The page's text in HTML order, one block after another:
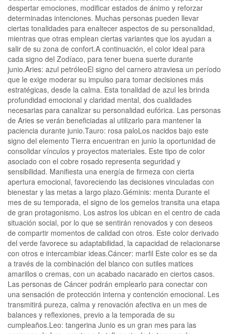
despertar emociones, modificar estados de ánimo y reforzar
determinadas intenciones. Muchas personas pueden llevar
ciertas tonalidades para enaltecer aspectos de su personalidad,
mientras que otras emplean ciertas variantes que los ayudan a
salir de su zona de confort.A continuación, el color ideal para
cada signo del Zodíaco, para tener buena suerte durante
junio.Aries: azul petróleoEl signo del carnero atraviesa un período
que le exige moderar su impulso para tomar decisiones más
estratégicas, desde la calma. Esta tonalidad de azul les brinda
profundidad emocional y claridad mental, dos cualidades
necesarias para canalizar su personalidad eufórica. Las personas
de Aries se verán beneficiadas al utilizarlo para mantener la
paciencia durante junio.Tauro: rosa paloLos nacidos bajo este
signo del elemento Tierra encuentran en junio la oportunidad de
consolidar vínculos y proyectos materiales. Este tipo de color
asociado con el cobre rosado representa seguridad y
sensibilidad. Manifiesta una energía de firmeza con cierta
apertura emocional, favoreciendo las decisiones vinculadas con
bienestar y las metas a largo plazo.Géminis: menta Durante el
mes de su temporada, el signo de los gemelos transita una etapa
de gran protagonismo. Los astros los ubican en el centro de cada
situación social, por lo que se sentirán renovados y con deseos
de compartir momentos de calidad con otros. Este color derivado
del verde favorece su adaptabilidad, la capacidad de relacionarse
con otros e intercambiar ideas.Cáncer: marfil Este color es se da
a través de la combinación del blanco con sutiles matices
amarillos o cremas, con un acabado nacarado en ciertos casos.
Las personas de Cáncer podrán emplearlo para conectar con
una sensación de protección interna y contención emocional. Les
transmitirá pureza, calma y renovación afectiva en un mes de
balances y reflexiones, previo a la temporada de su
cumpleaños.Leo: tangerina Junio es un gran mes para las